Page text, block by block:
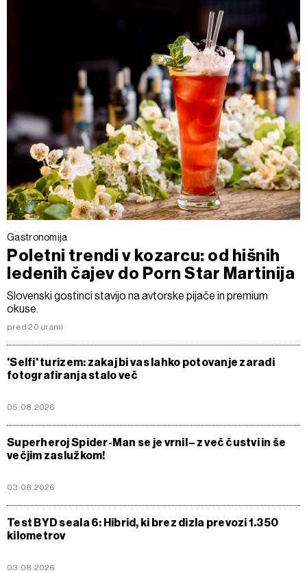
Gastronomija
Poletni trendi v kozarcu: od hišnih
ledenih čajev do Porn Star Martinija
Slovenski gostinci stavijo na avtorske pijače in premium
okuse.
pred 20 urami
'Selfi' turizem: zakaj bi vas lahko potovanje zaradi
fotografiranja stalo več
05.08.2026
Superheroj Spider-Man se je vrnil – z več čustvi in še
večjim zaslužkom!
03.08.2026
Test BYD seala 6: Hibrid, ki brez dizla prevozi 1.350
kilometrov
03.08.2026